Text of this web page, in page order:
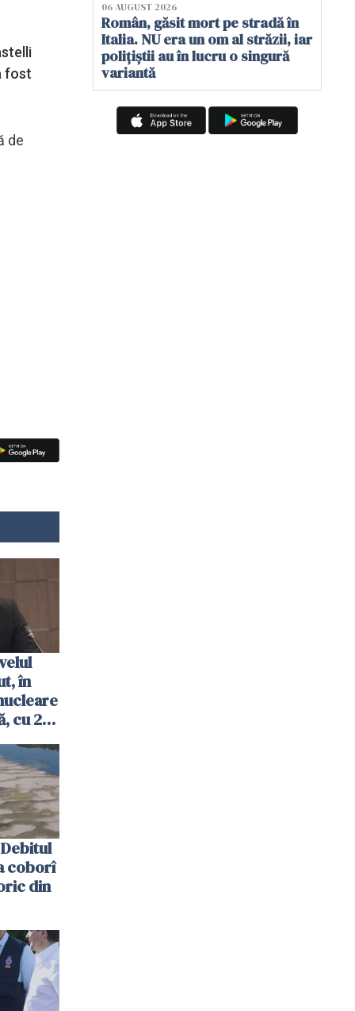
fost
de
în
cu 2
coborî
din
06 AUGUST 2026
Român, găsit mort pe stradă în
Italia. NU era un om al străzii, iar
polițiștii au în lucru o singură
variantă